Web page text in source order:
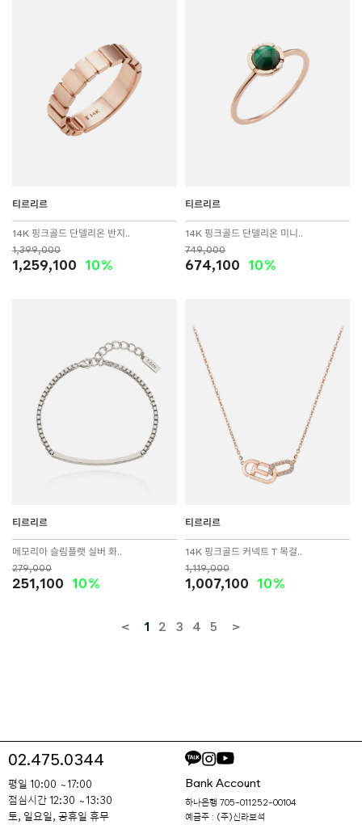
티르리르
14K 핑크골드 단델리온 반지..
1,399,000
1,259,100 10%
티르리르
14K 핑크골드 단델리온 미니..
749,000
674,100 10%
티르리르
메모리아 슬림플랫 실버 화..
279,000
251,100 10%
티르리르
14K 핑크골드 커넥트 T 목걸..
1,119,000
1,007,100 10%
< 1 2 3 4 5 >
02.475.0344
평일 10:00 ~ 17:00
점심시간 12:30 ~ 13:30
토, 일요일, 공휴일 휴무
Bank Account
하나은행 705-011252-00104
예금주 : (주)신라보석